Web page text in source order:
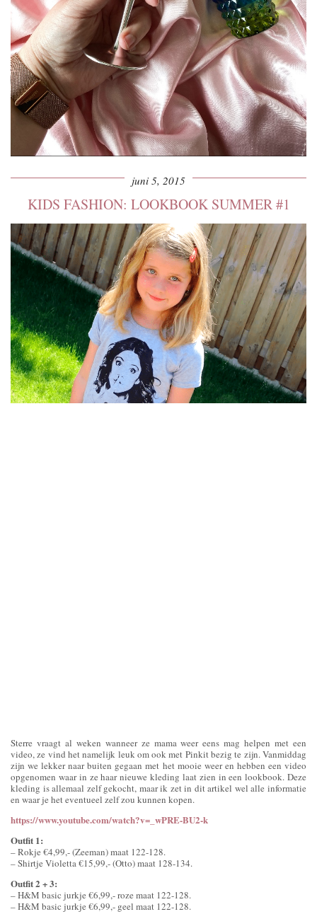
juni 5, 2015
KIDS FASHION: LOOKBOOK SUMMER #1
Sterre vraagt al weken wanneer ze mama weer eens mag helpen met een
video, ze vind het namelijk leuk om ook met Pinkit bezig te zijn. Vanmiddag
zijn we lekker naar buiten gegaan met het mooie weer en hebben een video
opgenomen waar in ze haar nieuwe kleding laat zien in een lookbook. Deze
kleding is allemaal zelf gekocht, maar ik zet in dit artikel wel alle informatie
en waar je het eventueel zelf zou kunnen kopen.
https://www.youtube.com/watch?v=_wPRE-BU2-k
Outfit 1:
– Rokje €4,99,- (Zeeman) maat 122-128.
– Shirtje Violetta €15,99,- (Otto) maat 128-134.
Outfit 2 + 3:
– H&M basic jurkje €6,99,- roze maat 122-128.
– H&M basic jurkje €6,99,- geel maat 122-128.